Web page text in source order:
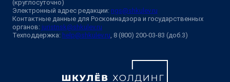
(круглосуточно)
Электронный адрес редакции: ngs@shkulev.ru
Контактные данные для Роскомнадзора и государственных
органов: juristnsk@shkulev.ru
Техподдержка: help@shkulev.ru, 8 (800) 200-03-83 (доб.3)